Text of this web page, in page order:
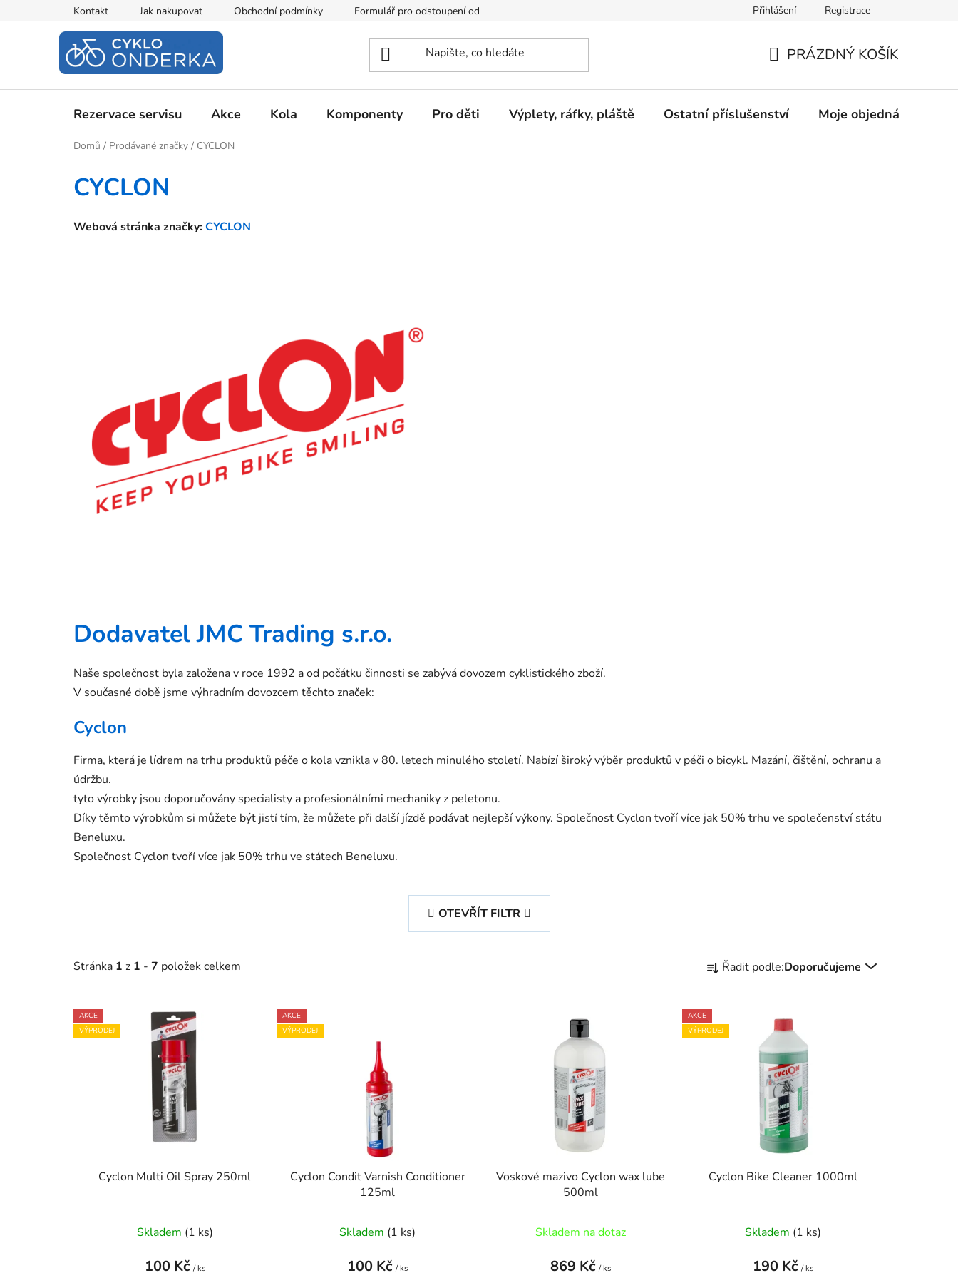
Kontakt Jak nakupovat Obchodní podmínky Formulář pro odstoupení od kupní smlouvy Přihlášení Registrace
KOŠÍK
PRÁZDNÝ KOŠÍK
Rezervace servisu Akce Kola Komponenty Pro děti Výplety, ráfky, pláště Ostatní příslušenství Moje objednávka
Domů / Prodávané značky / CYCLON
CYCLON
Webová stránka značky:CYCLON
DodavatelJMC Trading s.r.o.
Naše společnost byla založena v roce 1992 a od počátku činnosti se zabývá dovozem cyklistického zboží.
V současné době jsme výhradním dovozcem těchto značek:
Cyclon
Firma, která je lídrem na trhu produktů péče o kola vznikla v 80. letech minulého století. Nabízí široký výběr produktů v péči o bicykl. Mazání, čištění, ochranu a
údržbu.
tyto výrobky jsou doporučovány specialisty a profesionálními mechaniky z peletonu.
Díky těmto výrobkům si můžete být jistí tím, že můžete při další jízdě podávat nejlepší výkony. Společnost Cyclon tvoří více jak 50% trhu ve společenství státu
Beneluxu.
Společnost Cyclon tvoří více jak 50% trhu ve státech Beneluxu.
OTEVŘÍT FILTR
Stránka 1 z 1 - 7 položek celkem
a
e
n
t
Řadit podle:Doporučujeme
V
ý
AKCE
VÝPRODEJ
Cyclon Multi Oil Spray 250ml
Skladem (1 ks)
100 Kč / ks
AKCE
VÝPRODEJ
Cyclon Condit Varnish Conditioner
125ml
Skladem (1 ks)
100 Kč/ ks
Voskové mazivo Cyclon wax lube
500ml
Skladem na dotaz
869 Kč / ks
AKCE
VÝPRODEJ
Cyclon Bike Cleaner 1000ml
Skladem (1 ks)
190 Kč/ ks